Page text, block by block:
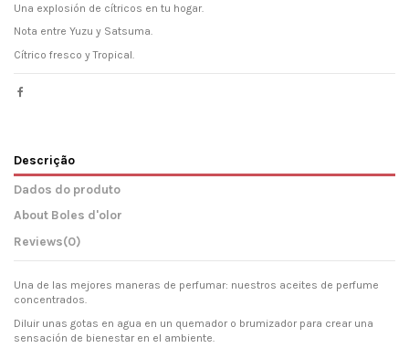
Una explosión de cítricos en tu hogar.
Nota entre Yuzu y Satsuma.
Cítrico fresco y Tropical.
Descrição
Dados do produto
About Boles d'olor
Reviews(0)
Una de las mejores maneras de perfumar: nuestros aceites de perfume
concentrados.
Diluir unas gotas en agua en un quemador o brumizador para crear una
sensación de bienestar en el ambiente.